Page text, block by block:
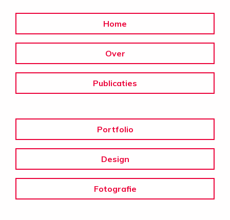
Home
Over
Publicaties
Portfolio
Design
Fotografie